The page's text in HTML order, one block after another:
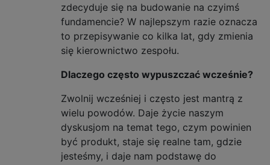
zdecyduje się na budowanie na czyimś
fundamencie? W najlepszym razie oznacza
to przepisywanie co kilka lat, gdy zmienia
się kierownictwo zespołu.
Dlaczego często wypuszczać wcześnie?
Zwolnij wcześniej i często jest mantrą z
wielu powodów. Daje życie naszym
dyskusjom na temat tego, czym powinien
być produkt, staje się realne tam, gdzie
jesteśmy, i daje nam podstawę do